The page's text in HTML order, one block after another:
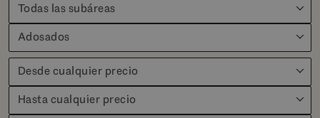
Todas las subáreas
Adosados
Desde cualquier precio
Hasta cualquier precio